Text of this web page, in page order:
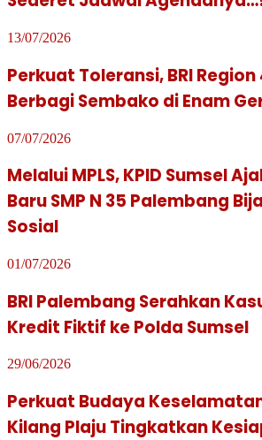
13/07/2026
Perkuat Toleransi, BRI
Berbagi Sembako di Enam
07/07/2026
Melalui MPLS, KPID Sumsel
Baru SMP N 35 Palembang
Sosial
01/07/2026
BRI Palembang Serahkan
Kredit Fiktif ke Polda Sumsel
29/06/2026
Perkuat Budaya
Kilang Plaju Tingkatkan